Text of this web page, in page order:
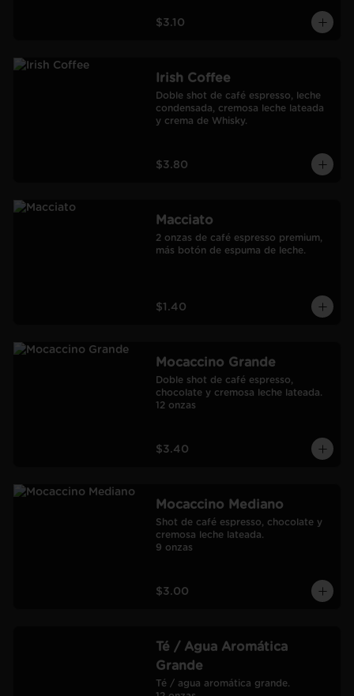
$3.10
Irish Coffee
Doble shot de café espresso, leche
condensada, cremosa leche lateada
y crema de Whisky.
$3.80
Macciato
2 onzas de café espresso premium,
más botón de espuma de leche.
$1.40
Mocaccino Grande
Doble shot de café espresso,
chocolate y cremosa leche lateada.
12 onzas
$3.40
Mocaccino Mediano
Shot de café espresso, chocolate y
cremosa leche lateada.
9 onzas
$3.00
Té / Agua Aromática
Grande
Té / agua aromática grande.